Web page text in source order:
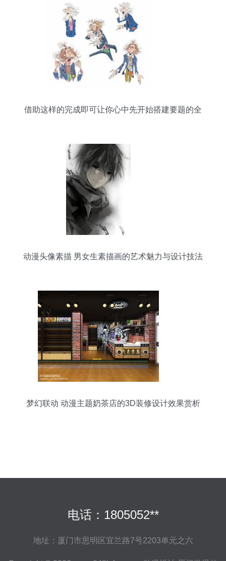
借助这样的完成即可让你心中先开始搭建要题的全
设计起点再度深化前进抵达更高平台打造.】}
动漫头像素描 男女生素描画的艺术魅力与设计技法
梦幻联动 动漫主题奶茶店的3D装修设计效果赏析
电话：1805052**
地址：厦门市思明区宜兰路7号2203单元之六